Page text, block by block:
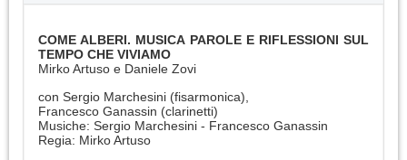
COME ALBERI. MUSICA PAROLE E RIFLESSIONI SUL
TEMPO CHE VIVIAMO
Mirko Artuso e Daniele Zovi
con Sergio Marchesini (fisarmonica),
Francesco Ganassin (clarinetti)
Musiche: Sergio Marchesini - Francesco Ganassin
Regia: Mirko Artuso